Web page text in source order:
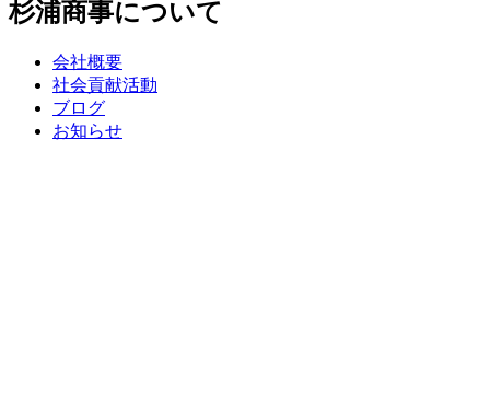
杉浦商事について
会社概要
社会貢献活動
ブログ
お知らせ